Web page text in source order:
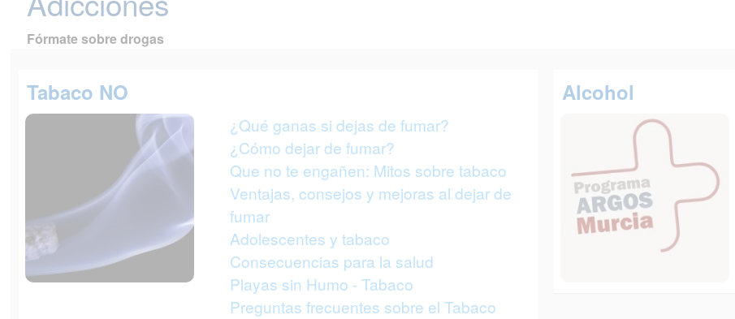
Fórmate sobre drogas
Tabaco NO
¿Qué ganas si dejas de fumar?
¿Cómo dejar de fumar?
Que no te engañen: Mitos sobre tabaco
Ventajas, consejos y mejoras al dejar de
fumar
Adolescentes y tabaco
Consecuencias para la salud
Playas sin Humo - Tabaco
Preguntas frecuentes sobre el Tabaco
Alcohol